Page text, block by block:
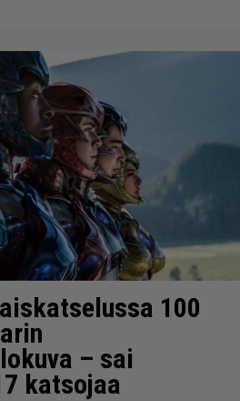
100
– sai
katsojaa